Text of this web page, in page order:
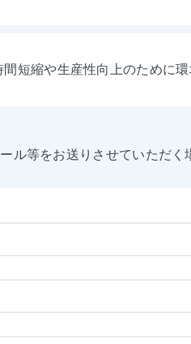
短縮や生産性向上のために
ル等をお送りさせていただく